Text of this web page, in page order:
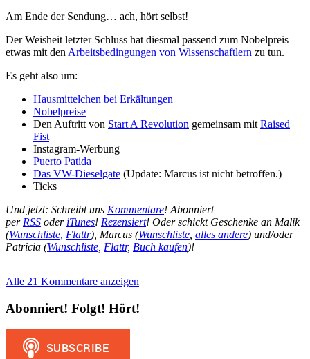
Am Ende der Sendung… ach, hört selbst!
Der Weisheit letzter Schluss hat diesmal passend zum Nobelpreis
etwas mit denArbeitsbedingungen von Wissenschaftlern zu tun.
Es geht also um:
Hausmittelchen bei Erkältungen
Nobelpreise
Den Auftritt von Start A Revolution gemeinsam mitRaised
Fist
Instagram-Werbung
Puerto Patida
Das VW-Dieselgate (Update: Marcus ist nicht betroffen.)
Ticks
Und jetzt: Schreibt uns Kommentare! Abonniert
perRSS oder iTunes! Rezensiert! Oder schickt Geschenke an Malik
(Wunschliste, Flattr), Marcus (Wunschliste, alles andere) und/oder
Patricia (Wunschliste, Flattr, Buch kaufen)!
Alle 21 Kommentare anzeigen
Abonniert! Folgt! Hört!